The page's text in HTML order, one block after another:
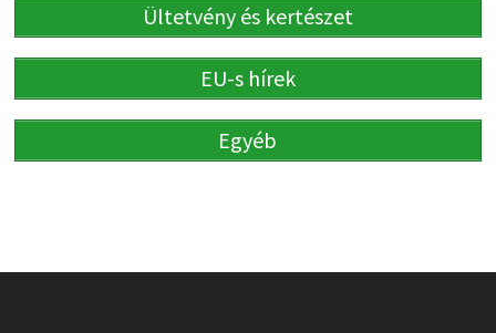
Ültetvény és kertészet
EU-s hírek
Egyéb